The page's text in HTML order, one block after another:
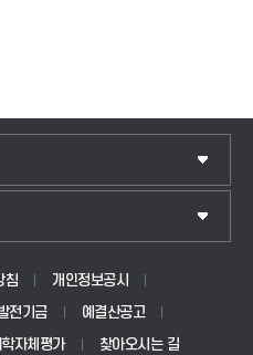
침
개인정보공시
전기금
예결산공고
학자체평가 찾아오시는 길